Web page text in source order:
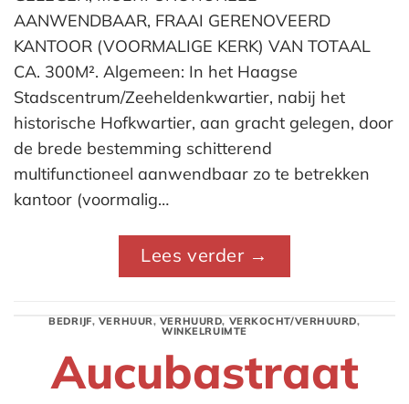
AANWENDBAAR, FRAAI GERENOVEERD
KANTOOR (VOORMALIGE KERK) VAN TOTAAL
CA. 300M². Algemeen: In het Haagse
Stadscentrum/Zeeheldenkwartier, nabij het
historische Hofkwartier, aan gracht gelegen, door
de brede bestemming schitterend
multifunctioneel aanwendbaar zo te betrekken
kantoor (voormalig…
Lees verder →
BEDRIJF, VERHUUR, VERHUURD, VERKOCHT/VERHUURD,
WINKELRUIMTE
Aucubastraat